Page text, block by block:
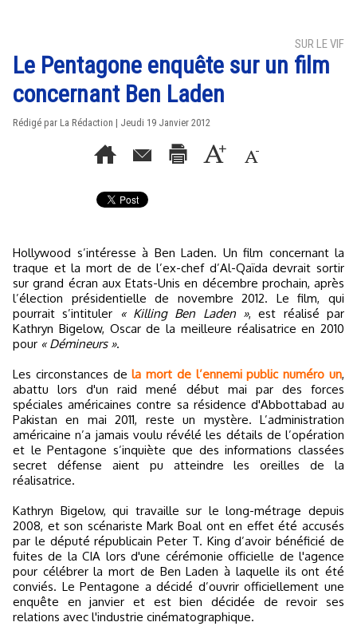
SUR LE VIF
Le Pentagone enquête sur un film
concernant Ben Laden
Rédigé par La Rédaction | Jeudi 19 Janvier 2012
Hollywood s’intéresse à Ben Laden. Un film concernant la
traque et la mort de de l’ex-chef d’Al-Qaïda devrait sortir
sur grand écran aux Etats-Unis en décembre prochain, après
l’élection présidentielle de novembre 2012. Le film, qui
pourrait s’intituler
« Killing Ben Laden », est réalisé par
Kathryn Bigelow, Oscar de la meilleure réalisatrice en 2010
pour « Démineurs ».
Les circonstances dela mort de l’ennemi public numéro un,
abattu lors d'un raid mené début mai par des forces
spéciales américaines contre sa résidence d'Abbottabad au
Pakistan en mai 2011, reste un mystère. L’administration
américaine n’a jamais voulu révélé les détails de l’opération
et le Pentagone s’inquiète que des informations classées
secret défense aient pu atteindre les oreilles de la
réalisatrice.
Kathryn Bigelow, qui travaille sur le long-métrage depuis
2008, et son scénariste Mark Boal ont en effet été accusés
par le député républicain Peter T. King d’avoir bénéficié de
fuites de la CIA lors d'une cérémonie officielle de l'agence
pour célébrer la mort de Ben Laden à laquelle ils ont été
conviés. Le Pentagone a décidé d’ouvrir officiellement une
enquête en janvier et est bien décidée de revoir ses
relations avec l'industrie cinématographique.